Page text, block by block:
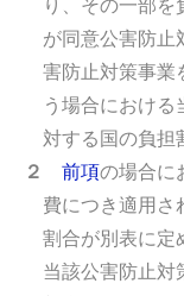
が同意公害防止
害防止対策事業
う場合におけ
対する国の負担
２ 前項の場合に
費につき適用さ
割合が別表に定
当該公害防止対